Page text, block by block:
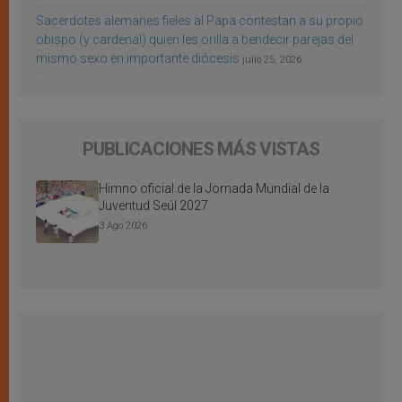
Sacerdotes alemanes fieles al Papa contestan a su propio
obispo (y cardenal) quien les orilla a bendecir parejas del
mismo sexo en importante diócesis julio 25, 2026
PUBLICACIONES MÁS VISTAS
Himno oficial de la Jornada Mundial de la
Juventud Seúl 2027
3 Ago 2026